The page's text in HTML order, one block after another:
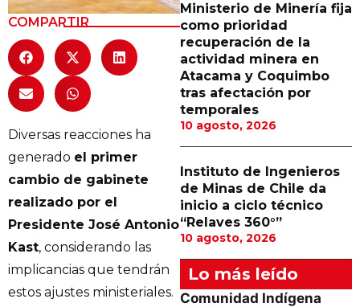
COMPARTIR
Diversas reacciones ha
generado el primer
cambio de gabinete
realizado por el
Presidente José Antonio
Kast, considerando las
implicancias que tendrán
estos ajustes ministeriales.
Ministerio de Minería fija
como prioridad
recuperación de la
actividad minera en
Atacama y Coquimbo
tras afectación por
temporales
10 agosto, 2026
Instituto de Ingenieros
de Minas de Chile da
inicio a ciclo técnico
“Relaves 360°”
10 agosto, 2026
Lo más leído
Comunidad Indígena